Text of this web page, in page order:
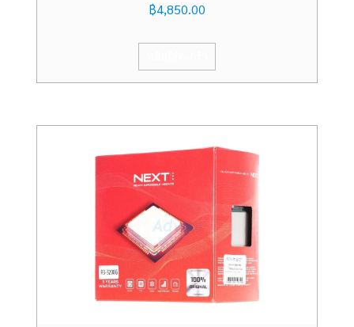
฿4,850.00